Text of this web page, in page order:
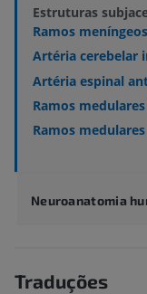
Estruturas
Ramos meníngeos
Artéria cerebelar
Artéria espinal
Ramos
Ramos
Neuroanatomia
Traduções